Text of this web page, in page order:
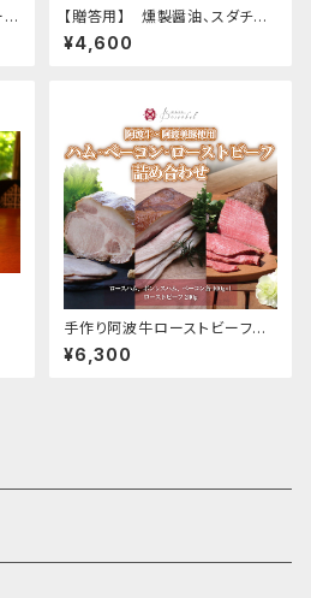
ド
【贈答用】 燻製醤油、スダチ調
味料、カレーの詰め合わせ
¥4,600
手作り阿波牛ローストビーフと
阿波美豚ハム・ベーコン詰め合
わせ
¥6,300